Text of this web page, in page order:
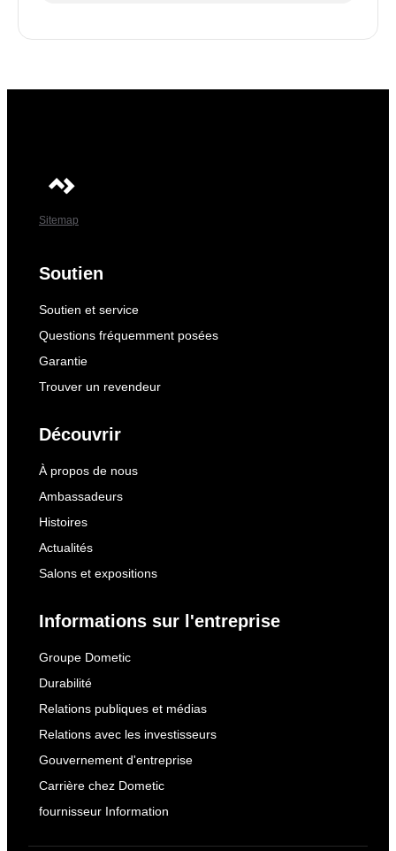
Sitemap
Soutien
Soutien et service
Questions fréquemment posées
Garantie
Trouver un revendeur
Découvrir
À propos de nous
Ambassadeurs
Histoires
Actualités
Salons et expositions
Informations sur l'entreprise
Groupe Dometic
Durabilité
Relations publiques et médias
Relations avec les investisseurs
Gouvernement d'entreprise
Carrière chez Dometic
fournisseur Information